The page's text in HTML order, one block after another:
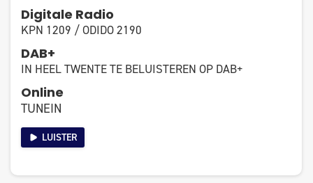
Digitale Radio
KPN 1209 / ODIDO 2190
DAB+
IN HEEL TWENTE TE BELUISTEREN OP DAB+
Online
TUNEIN
LUISTER